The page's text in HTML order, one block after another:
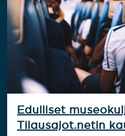
Edulliset
Tilausajot.netin